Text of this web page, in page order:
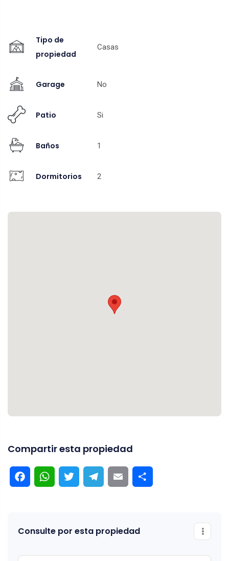
Tipo de
propiedad
Casas
Garage No
Patio Si
Baños 1
Dormitorios 2
Compartir esta propiedad
FacebookWhatsAppTwitter TelegramEmail
Consulte por esta propiedad